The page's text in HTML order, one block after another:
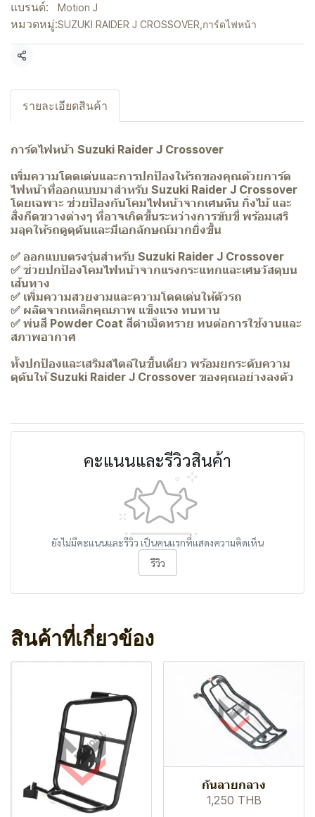
แบรนด์: Motion J
หมวดหมู่:SUZUKI RAIDER J CROSSOVER การ์ดไฟหน้า
แชร์
รายละเอียดสินค้า
การ์ดไฟหน้า Suzuki Raider J Crossover
เพิ่มความโดดเด่นและการปกป้องให้รถของคุณด้วยการ์ด
ไฟหน้าที่ออกแบบมาสำหรับ Suzuki Raider J Crossover
โดยเฉพาะ ช่วยป้องกันโคมไฟหน้าจากเศษหิน กิ่งไม้ และ
สิ่งกีดขวางต่างๆ ที่อาจเกิดขึ้นระหว่างการขับขี่ พร้อมเสริ
มลุคให้รถดูดุดันและมีเอกลักษณ์มากยิ่งขึ้น
✅ ออกแบบตรงรุ่นสำหรับ Suzuki Raider J Crossover
✅ ช่วยปกป้องโคมไฟหน้าจากแรงกระแทกและเศษวัสดุบน
เส้นทาง
✅ เพิ่มความสวยงามและความโดดเด่นให้ตัวรถ
✅ ผลิตจากเหล็กคุณภาพ แข็งแรง ทนทาน
✅ พ่นสี Powder Coat สีดำเม็ดทราย ทนต่อการใช้งานและ
สภาพอากาศ
ทั้งปกป้องและเสริมสไตล์ในชิ้นเดียว พร้อมยกระดับความ
ดุดันให้ Suzuki Raider J Crossover ของคุณอย่างลงตัว
คะแนนและรีวิวสินค้า
ยังไม่มีคะแนนและรีวิว เป็นคนแรกที่แสดงความคิดเห็น
รีวิว
สินค้าที่เกี่ยวข้อง
กันลายกลาง
1,250 THB